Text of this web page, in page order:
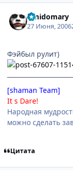
Amidomary
27 Июня, 2006
Фэйбыл рулит)
[shaman Team]
It s Dare!
Народная
можно сделать
Цитата